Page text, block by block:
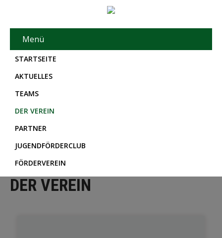
Menü
STARTSEITE
AKTUELLES
TEAMS
DER VEREIN
PARTNER
JUGENDFÖRDERCLUB
FÖRDERVEREIN
DER VEREIN